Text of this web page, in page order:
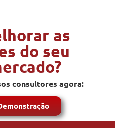
as
do seu
consultores agora: